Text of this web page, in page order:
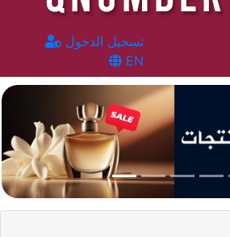
تسجيل الدخول
EN